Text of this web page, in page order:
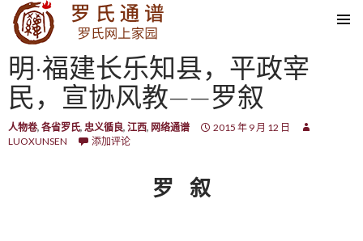
SKIP TO CONTENT
明·福建长乐知县，平政宰
民，宣协风教——罗叙
人物卷, 各省罗氏, 忠义循良, 江西, 网络通谱
2015 年 9 月 12 日
LUOXUNSEN
添加评论
罗 叙